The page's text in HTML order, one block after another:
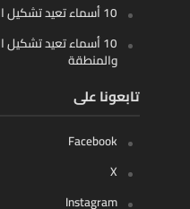
10 أسماء تعيد تشكيل اللوجستيات الذكية في الخليج
10 أسماء تعيد
والمنطقة
تابعونا على
Facebook
X
Instagram